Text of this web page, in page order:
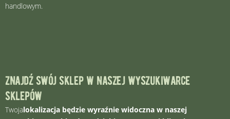
handlowym.
znajdź swój sklep w naszej wyszukiwarce
sklepów
Twojalokalizacja będzie wyraźnie widoczna w naszej